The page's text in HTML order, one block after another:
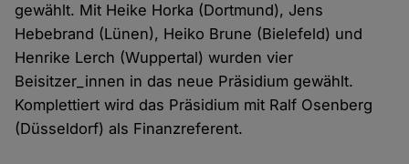
gewählt. Mit Heike Horka (Dortmund), Jens
Hebebrand (Lünen), Heiko Brune (Bielefeld) und
Henrike Lerch (Wuppertal) wurden vier
Beisitzer_innen in das neue Präsidium gewählt.
Komplettiert wird das Präsidium mit Ralf Osenberg
(Düsseldorf) als Finanzreferent.